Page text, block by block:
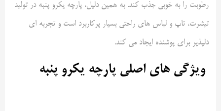
رطوبت را به خوبی جذب کند. به همین دلیل، پارچه یکرو پنبه در تولید
تیشرت، تاپ و لباس های راحتی بسیار پرکاربرد است و تجربه ای
دلپذیر برای پوشنده ایجاد می کند.
ویژگی های اصلی پارچه یکرو پنبه